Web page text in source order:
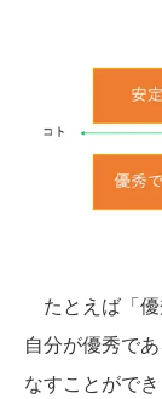
たとえば「優
自分が優秀で
なすことがで